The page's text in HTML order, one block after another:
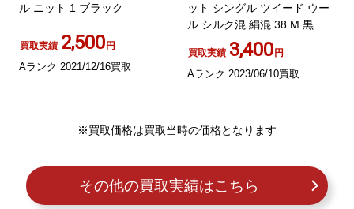
ル ニット 1 ブラック
買取実績 2,500円
Aランク 2021/12/16買取
ット シングル ツイード ウー
ル シルク混 絹混 38 M 黒 ブ
買取実績 3,400円
Aランク 2023/06/10買取
※買取価格は買取当時の価格となります
その他の買取実績はこちら